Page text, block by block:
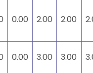
0.00 2.00 2.00
0.00 3.00 3.00